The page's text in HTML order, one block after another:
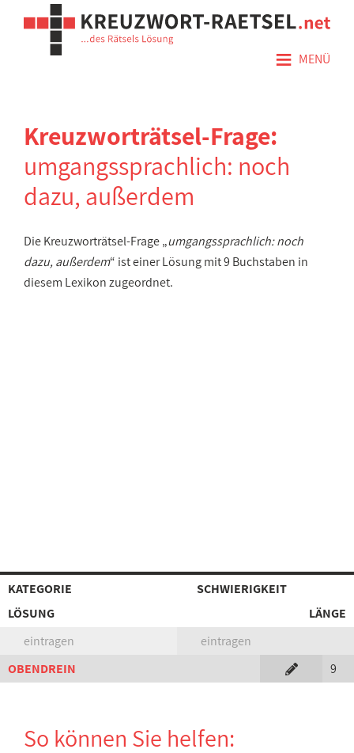
≡ MENÜ
Kreuzworträtsel-Frage:
umgangssprachlich: noch
dazu, außerdem
Die Kreuzworträtsel-Frage „umgangssprachlich: noch
dazu, außerdem“ ist einer Lösung mit 9 Buchstaben in
diesem Lexikon zugeordnet.
KATEGORIE
SCHWIERIGKEIT
LÖSUNG
LÄNGE
eintragen
eintragen
OBENDREIN
9
So können Sie helfen: